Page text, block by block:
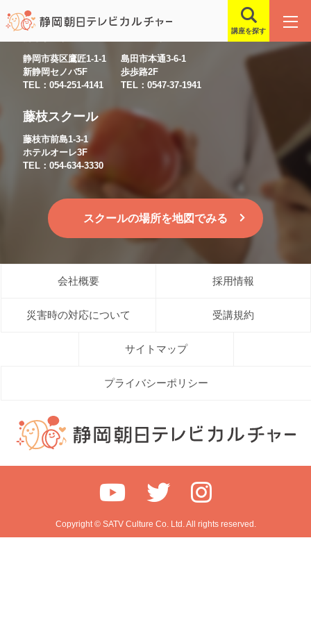
講座を探す
静岡市葵区鷹匠1-1-1
新静岡セノバ5F
TEL：054-251-4141
島田市本通3-6-1
歩歩路2F
TEL：0547-37-1941
藤枝スクール
藤枝市前島1-3-1
ホテルオーレ3F
TEL：054-634-3330
スクールの場所を地図でみる
会社概要 採用情報
災害時の対応について 受講規約
サイトマップ
プライバシーポリシー
Copyright © SATV Culture Co. Ltd. All rights reserved.